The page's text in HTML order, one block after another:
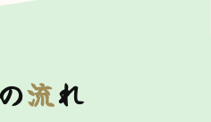
流れ